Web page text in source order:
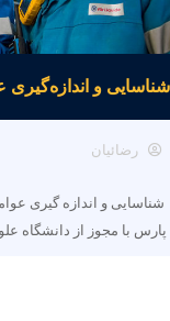
رضائیان
شناسایی و اندازه گیری
پارس با مجوز از دانشگاه